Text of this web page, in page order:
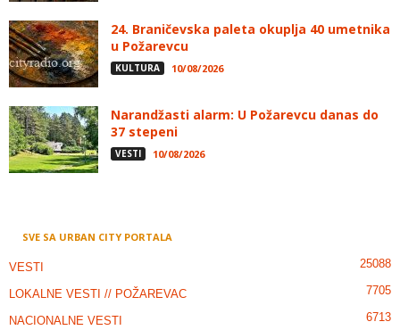
24. Braničevska paleta okuplja 40 umetnika
u Požarevcu
KULTURA 10/08/2026
Narandžasti alarm: U Požarevcu danas do
37 stepeni
VESTI 10/08/2026
SVE SA URBAN CITY PORTALA
VESTI 25088
LOKALNE VESTI // POŽAREVAC 7705
NACIONALNE VESTI 6713